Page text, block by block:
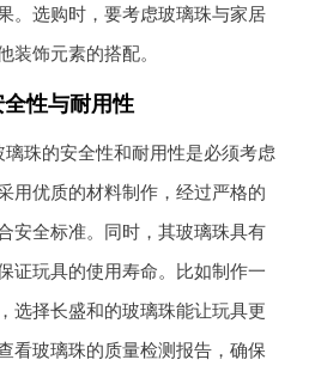
。选购时，要考虑玻璃珠与家居
装饰元素的搭配。
性与耐用性
珠的安全性和耐用性是必须考虑
用优质的材料制作，经过严格的
安全标准。同时，其玻璃珠具有
证玩具的使用寿命。比如制作一
选择长盛和的玻璃珠能让玩具更
看玻璃珠的质量检测报告，确保